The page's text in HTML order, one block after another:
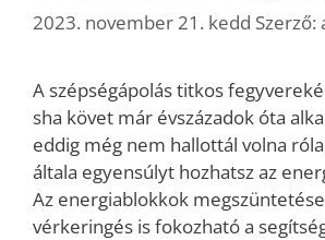
2023. november 21. kedd Szerző:
A szépségápolás titkos
sha követ már évszázadok óta
eddig még nem hallottál volna
általa egyensúlyt hozhatsz az
Az energiablokkok
vérkeringés is fokozható a